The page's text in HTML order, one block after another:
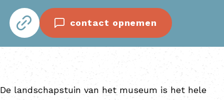
contact opnemen
De landschapstuin van het museum is het hele